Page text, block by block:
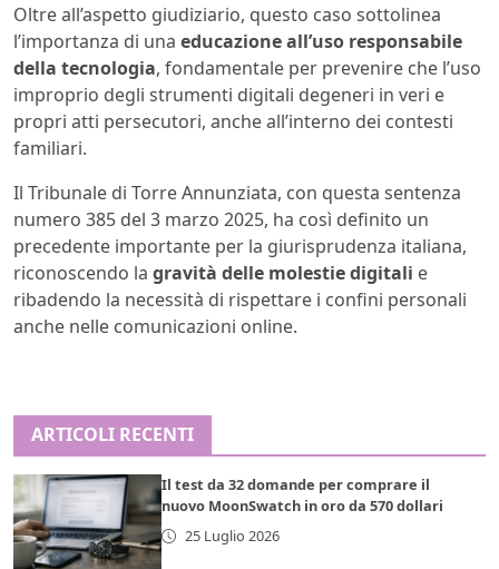
Oltre all’aspetto giudiziario, questo caso sottolinea
l’importanza di una educazione all’uso responsabile
della tecnologia, fondamentale per prevenire che l’uso
improprio degli strumenti digitali degeneri in veri e
propri atti persecutori, anche all’interno dei contesti
familiari.
Il Tribunale di Torre Annunziata, con questa sentenza
numero 385 del 3 marzo 2025, ha così definito un
precedente importante per la giurisprudenza italiana,
riconoscendo la gravità delle molestie digitali e
ribadendo la necessità di rispettare i confini personali
anche nelle comunicazioni online.
ARTICOLI RECENTI
Il test da 32 domande per comprare il
nuovo MoonSwatch in oro da 570 dollari
25 Luglio 2026